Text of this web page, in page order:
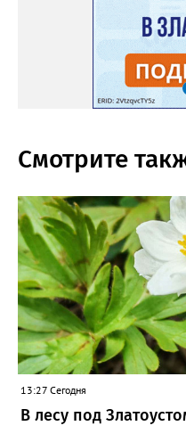
Смотрите
13:27 Сегодня
В лесу под